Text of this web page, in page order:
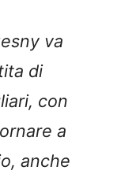
va
di
con
a
anche